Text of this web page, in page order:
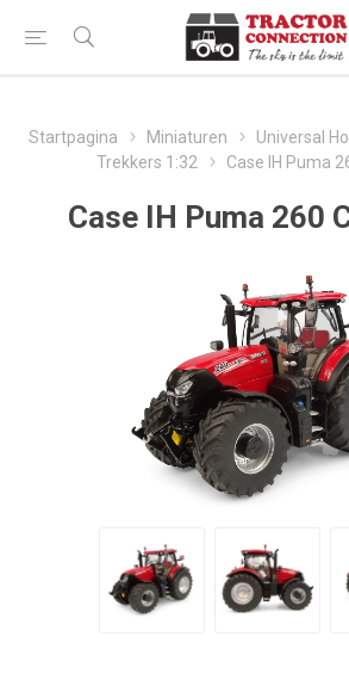
Startpagina Miniaturen Universal
Trekkers 1:32
Case IH Puma
Case IH Puma 260